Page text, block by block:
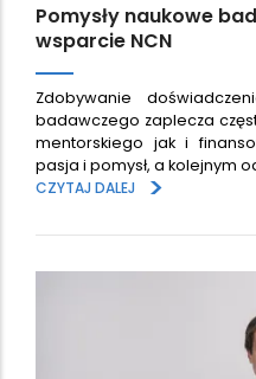
Pomysły naukowe
wsparcie NCN
Zdobywanie
badawczego zaplecza
mentorskiego jak i
pasja i pomysł, a kolejnym
CZYTAJ DALEJ
>